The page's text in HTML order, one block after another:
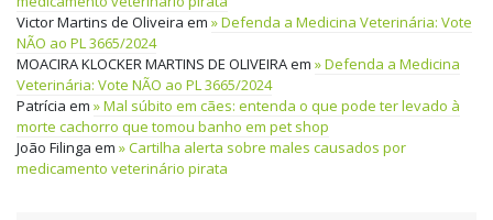
Victor Martins de Oliveira em
Defenda a Medicina Veterinária: Vote
NÃO ao PL 3665/2024
MOACIRA KLOCKER MARTINS DE OLIVEIRAem
Defenda a Medicina
Veterinária: Vote NÃO ao PL 3665/2024
Patrícia em
Mal súbito em cães: entenda o que pode ter levado à
morte cachorro que tomou banho em pet shop
João Filinga em
Cartilha alerta sobre males causados por
medicamento veterinário pirata